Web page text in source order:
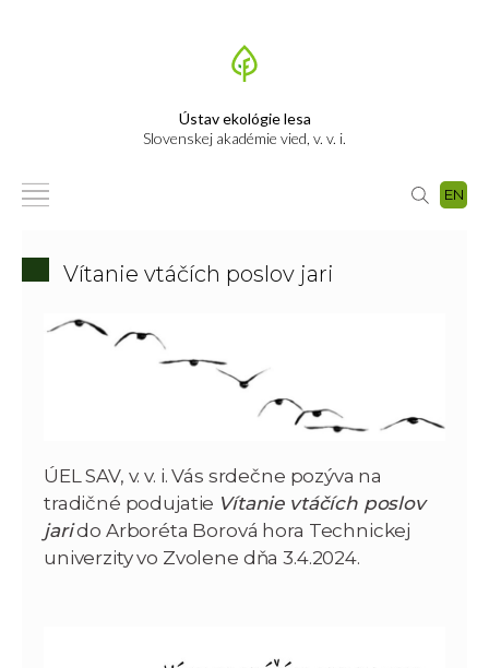
Ústav ekológie lesa
Slovenskej akadémie vied, v. v. i.
EN
Vítanie vtáčích poslov jari
ÚEL SAV, v. v. i. Vás srdečne pozýva na
tradičné podujatie Vítanie vtáčích poslov
jarido Arboréta Borová hora Technickej
univerzity vo Zvolene dňa 3.4.2024.